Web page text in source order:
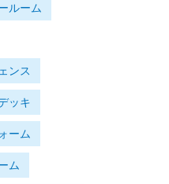
ルーム
ンス
ッキ
ーム
ム